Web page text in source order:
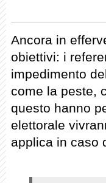
Ancora in
obiettivi: i
impedimento
come la peste,
questo hanno
elettorale
applica in caso